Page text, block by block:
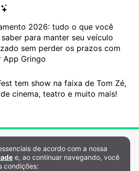
2026: tudo o que você
para manter seu veículo
sem perder os prazos com
App Gringo
tem show na faixa de Tom Zé,
cinema, teatro e muito mais!
e Cookiesde acordo com a nossa
e, ao continuar navegando, você
condições: